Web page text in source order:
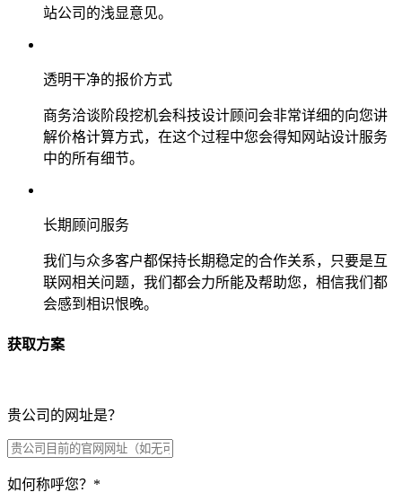
站公司的浅显意见。
透明干净的报价方式
商务洽谈阶段挖机会科技设计顾问会非常详细的向您讲
解价格计算方式，在这个过程中您会得知网站设计服务
中的所有细节。
长期顾问服务
我们与众多客户都保持长期稳定的合作关系，只要是互
联网相关问题，我们都会力所能及帮助您，相信我们都
会感到相识恨晚。
获取方案
贵公司的网址是？
如何称呼您？ *